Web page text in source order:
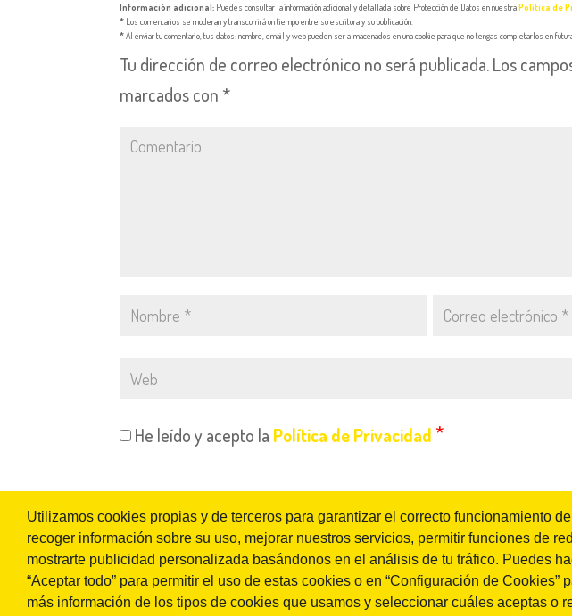
Utilizamos cookies propias y de terceros para garantizar el correcto funcionamiento
recoger información sobre su uso, mejorar nuestros servicios, permitir funciones de
mostrarte publicidad personalizada basándonos en el análisis de tu tráfico. Puedes
“Aceptar todo” para permitir el uso de estas cookies o en “Configuración de Cookies”
más información de los tipos de cookies que usamos y seleccionar cuáles aceptas o
Información adicional: Puedes consultar la información adicional y detallada sobre Protección de Datos en nuestraPolítica de
* Los comentarios se moderan y transcurrirá un tiempo entre su escritura y su publicación.
*Al enviar tu comentario, tus datos: nombre, email y web pueden ser almacenados en una cookie para que no tengas completarlos en
Tu dirección de correo electrónico no será publicada.Los
marcados con *
He leído y acepto la Política de Privacidad *